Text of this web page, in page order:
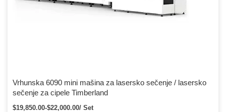
Vrhunska 6090 mini mašina za lasersko sečenje / lasersko
sečenje za cipele Timberland
$19,850.00-$22,000.00/ Set